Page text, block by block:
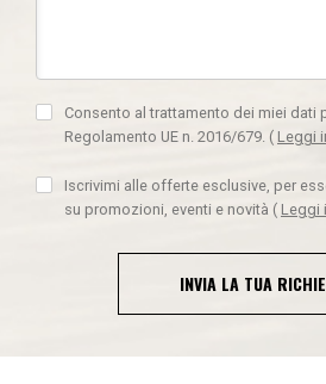
Consento al trattamento dei miei dati
Regolamento UE n. 2016/679. ( Leggi
Iscrivimi alle offerte esclusive, per
su promozioni, eventi e novità ( Leggi
INVIA LA TUA